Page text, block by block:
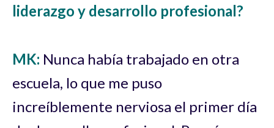
liderazgo y desarrollo profesional?
MK: Nunca había trabajado en otra
escuela, lo que me puso
increíblemente nerviosa el primer día